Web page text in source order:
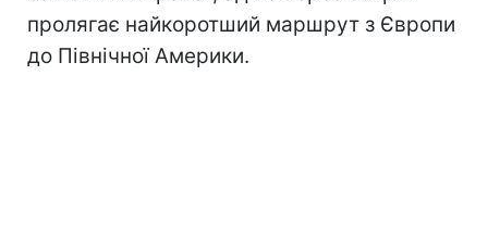
пролягає найкоротший маршрут з Європи
до Північної Америки.